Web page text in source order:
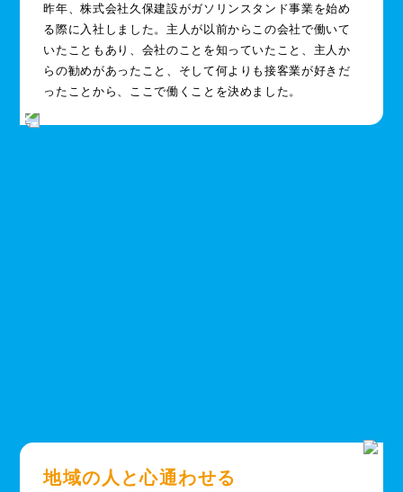
昨年、株式会社久保建設がガソリンスタンド事業を始め
る際に入社しました。主人が以前からこの会社で働いて
いたこともあり、会社のことを知っていたこと、主人か
らの勧めがあったこと、そして何よりも接客業が好きだ
ったことから、ここで働くことを決めました。
地域の人と心通わせる